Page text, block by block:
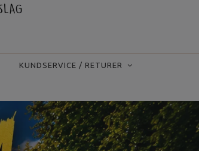
KUNDSERVICE / RETURER